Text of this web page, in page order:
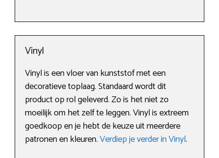
Vinyl
Vinyl is een vloer van kunststof met een
decoratieve toplaag. Standaard wordt dit
product op rol geleverd. Zo is het niet zo
moeilijk om het zelf te leggen. Vinyl is extreem
goedkoop en je hebt de keuze uit meerdere
patronen en kleuren.Verdiep je verder in Vinyl.